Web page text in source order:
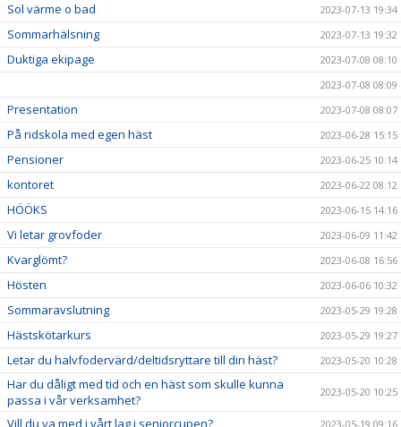
Sol värme o bad 2023-07-13 19:34
Sommarhälsning 2023-07-13 19:32
Duktiga ekipage
2023-07-08 08:10
2023-07-08 08:09
Presentation 2023-07-08 08:07
På ridskola med egen häst 2023-06-28 15:15
Pensioner 2023-06-25 10:14
kontoret 2023-06-22 08:12
HÖÖKS 2023-06-15 14:16
Vi letar grovfoder 2023-06-09 11:42
Kvarglömt? 2023-06-08 16:56
Hösten 2023-06-06 10:32
Sommaravslutning 2023-05-29 19:28
Hästskötarkurs 2023-05-29 19:27
Letar du halvfodervärd/deltidsryttare till din häst? 2023-05-20 10:28
Har du dåligt med tid och en häst som skulle kunna
passa i vår verksamhet?
2023-05-20 10:25
Vill du va med i vårt lag i seniorcupen? 2023-05-19 09:16